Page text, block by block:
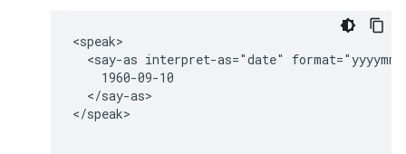
<speak>
<say-as interpret-as="date"
    1960-09-10
  </say-as>
</speak>